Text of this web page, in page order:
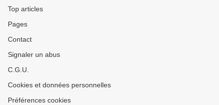
Top articles
Pages
Contact
Signaler un abus
C.G.U.
Cookies et données personnelles
Préférences cookies